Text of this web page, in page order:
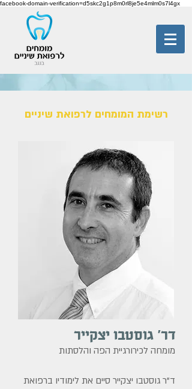
facebook-domain-verification=d5skc2g1p8m0rl8je5e4mlm0s7l4gx
רשימת המומחים לרפואת שיניים
דר' גוסטבו יצקייר
מומחה לכירורגיית הפה והלסתות
ד"ר גוסטבו יצקייר סיים את לימודיו ברפואת